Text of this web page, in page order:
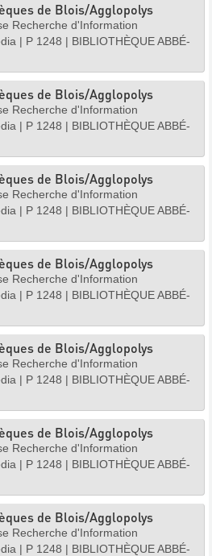
de Blois/Agglopolys
Recherche d'Information
| P 1248 | BIBLIOTHÈQUE ABBÉ-
de Blois/Agglopolys
Recherche d'Information
| P 1248 | BIBLIOTHÈQUE ABBÉ-
de Blois/Agglopolys
Recherche d'Information
| P 1248 | BIBLIOTHÈQUE ABBÉ-
de Blois/Agglopolys
Recherche d'Information
| P 1248 | BIBLIOTHÈQUE ABBÉ-
de Blois/Agglopolys
Recherche d'Information
| P 1248 | BIBLIOTHÈQUE ABBÉ-
de Blois/Agglopolys
Recherche d'Information
| P 1248 | BIBLIOTHÈQUE ABBÉ-
de Blois/Agglopolys
Recherche d'Information
| P 1248 | BIBLIOTHÈQUE ABBÉ-